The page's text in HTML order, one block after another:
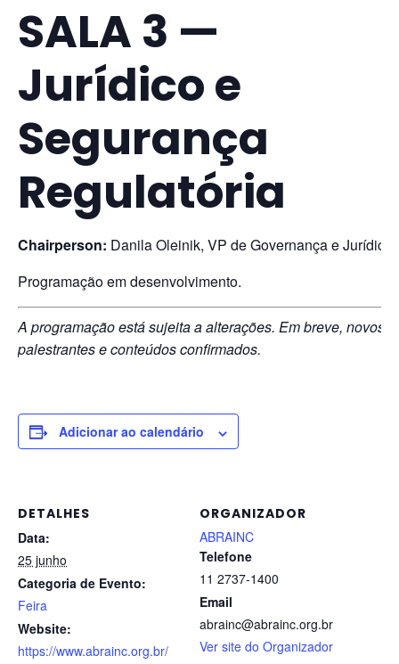
SALA 3 —
Jurídico e
Segurança
Regulatória
Chairperson: Danila Oleinik, VP de Governança e Jurídico
Programação em desenvolvimento.
A programação está sujeita a alterações. Em breve, novos
palestrantes e conteúdos confirmados.
Adicionar ao calendário
DETALHES
Data:
25 junho
Categoria de Evento:
Feira
Website:
https://www.abrainc.org.br/
ORGANIZADOR
ABRAINC
Telefone
11 2737-1400
Email
abrainc@abrainc.org.br
Ver site do Organizador